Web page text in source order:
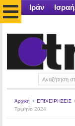
Ιράν
Αρχική ΕΠΙΧΕΙΡΗΣΕΙΣ
Τρίμηνο 2024